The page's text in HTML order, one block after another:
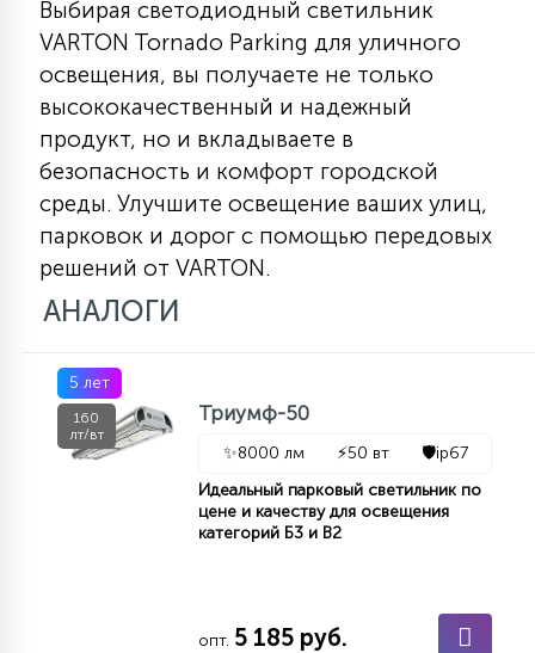
Выбирая светодиодный светильник
VARTON Tornado Parking для уличного
освещения, вы получаете не только
высококачественный и надежный
продукт, но и вкладываете в
безопасность и комфорт городской
среды. Улучшите освещение ваших улиц,
парковок и дорог с помощью передовых
решений от VARTON.
АНАЛОГИ
5 лет
160
лт/вт
Триумф-50
✨8000 лм ⚡50 вт 🛡️ip67
Идеальный парковый светильник по
цене и качеству для освещения
категорий Б3 и В2
опт. 5 185 руб.